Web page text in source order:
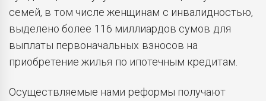
семей, в том числе женщинам с инвалидностью,
выделено более 116 миллиардов сумов для
выплаты первоначальных взносов на
приобретение жилья по ипотечным кредитам.
Осуществляемые нами реформы получают